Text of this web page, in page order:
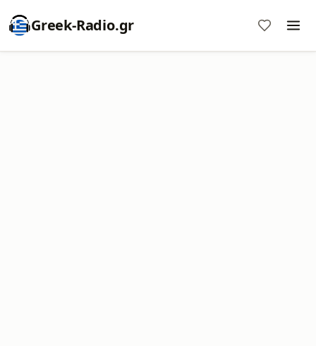
Greek-Radio.gr